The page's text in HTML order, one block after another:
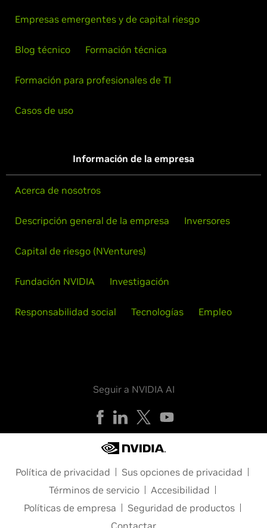
Empresas emergentes y de capital riesgo
Blog técnico Formación técnica
Formación para profesionales de TI
Casos de uso
Información de la empresa
Acerca de nosotros
Descripción general de la empresa Inversores
Capital de riesgo (NVentures)
Fundación NVIDIA Investigación
Responsabilidad social Tecnologías Empleo
Seguir a NVIDIA AI
Política de privacidad
Sus opciones de privacidad
Términos de servicio
Accesibilidad
Políticas de empresa
Seguridad de productos